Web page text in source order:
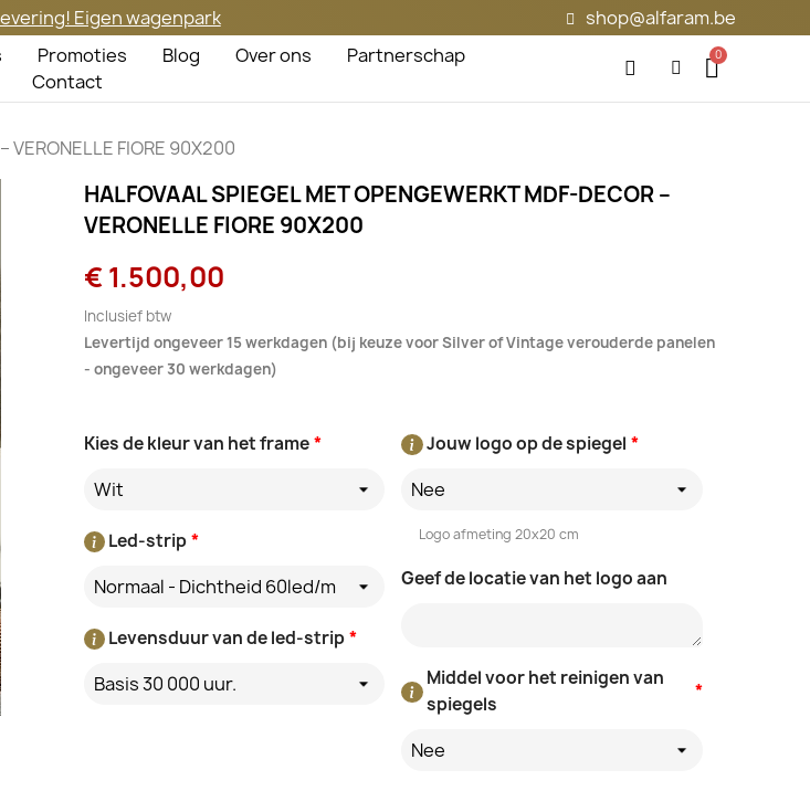
Eigen wagenpark
shop@alfaram.be
Promoties Blog Over ons
Partnerschap
Contact
FIORE 90X200
HALFOVAAL SPIEGEL MET OPENGEWERKT MDF-DECOR –
VERONELLE FIORE 90X200
€ 1.500,00
Inclusief btw
Levertijd ongeveer 15 werkdagen (bij keuze voor Silver of Vintage verouderde panelen
- ongeveer 30 werkdagen)
*
Kies de kleur van het frame
Wit
*
Led-strip
Normaal - Dichtheid 60led/m
*
Levensduur van de led-strip
Basis 30 000 uur.
*
Jouw logo op de spiegel
Nee
Logo afmeting 20x20 cm
Geef de locatie van het logo aan
*
Middel voor het reinigen van
spiegels
Nee